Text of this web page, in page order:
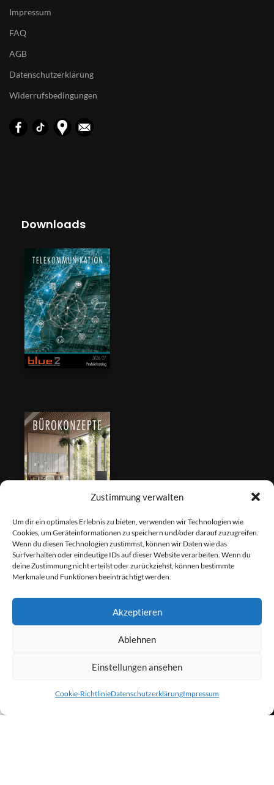
Zustimmung verwalten
Um dir ein optimales Erlebnis zu bieten, verwenden wir Technologien wie
Cookies, um Geräteinformationen zu speichern und/oder darauf zuzugreifen.
Wenn du diesen Technologien zustimmst, können wir Daten wie das
Surfverhalten oder eindeutige IDs auf dieser Website verarbeiten. Wenn du
deine Zustimmung nicht erteilst oder zurückziehst, können bestimmte
Merkmale und Funktionen beeinträchtigt werden.
Akzeptieren
Ablehnen
Einstellungen ansehen
Cookie-RichtlinieDatenschutzerklärungImpressum
Impressum
FAQ
AGB
Datenschutzerklärung
Widerrufsbedingungen
Downloads
Fernwartung